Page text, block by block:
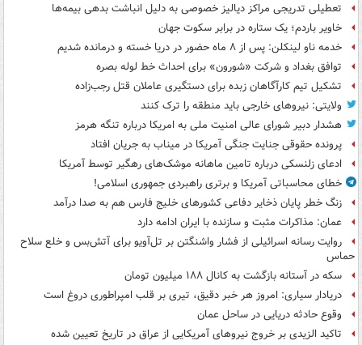
تعطیلی تدریجی مراکز دیالیز خصوصی به دلیل انباشت بدهی بیمه‌ها
خاویر باردم؛ یک ستاره در برابر سکوت جهان
خدمه ناو لینکلن: پس از ۸ ماه حضور در دریا خسته و درمانده‌ شدیم
توافق بغداد و شرکت «شورون» برای احداث خط لوله بصره
تشکیل تیم کارآگاهان زبده برای دستگیری عاملان قتل رجب‌زاده
ولایتی: نیروهای خارجی باید منطقه را ترک کنند
هشدار دبیر شورای عالی امنیت ملی به امریکا درباره تنگه هرمز
پرونده حقوقی جنایت جنگی آمریکا در میناب به جریان افتاد
ادعای زلنسکی درباره تامین ماهانه موشک‌های رهگیر توسط آمریکا
خطای محاسباتی آمریکا و برتری راهبردی جمهوری اسلامی!
زنگ خطر پایان ذخایر دفاعی کشورهای خلیج فارس هم به صدا درآمد
عمان: مذاکرات مثبت و سازنده با ایران ادامه دارد
روایت رسانه اسرائیلی از فشار واشنگتن بر تل‌آویو برای آتش‌بس و خلع سلاح
حماس
سکه در آستانه بازگشت به کانال ۱۸۸ میلیون تومان
دریادار سیاری: امروز هر خبر دقیق، تیری بر قلب امپراطوری دروغ است
وقوع حادثه دریایی در ساحل عمان
تاکید الزیدی بر خروج نیروهای آمریکایی از عراق در تاریخ تعیین شده